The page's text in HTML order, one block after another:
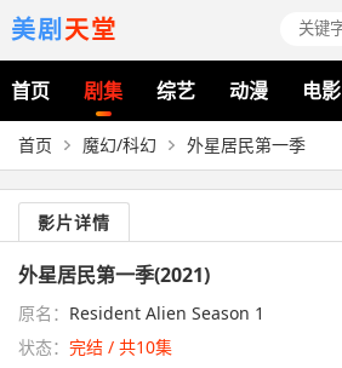
美剧天堂
首页 剧集 综艺 动漫 电影
首页 魔幻/科幻 外星居民第一季
影片详情
外星居民第一季(2021)
原名： Resident Alien Season 1
状态： 完结 / 共10集